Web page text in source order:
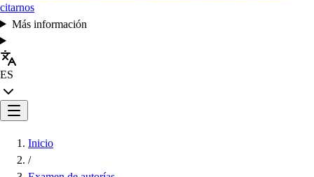
citarnos
Más información
ES
Inicio
/